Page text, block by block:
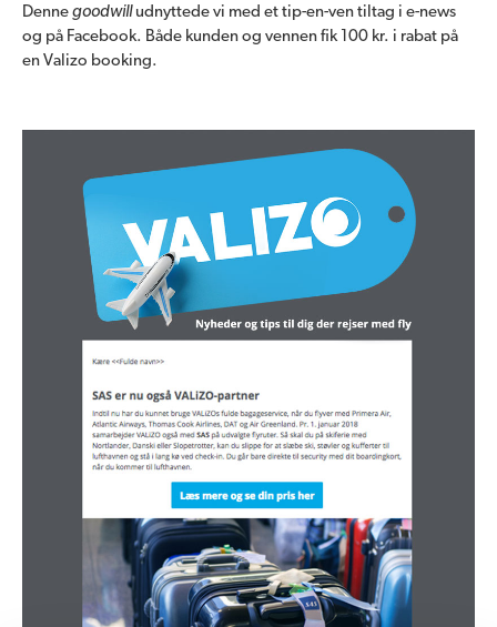
Denne goodwilludnyttede vi med et tip-en-ven tiltag i e-news
og på Facebook. Både kunden og vennen fik 100 kr. i rabat på
en Valizo booking.